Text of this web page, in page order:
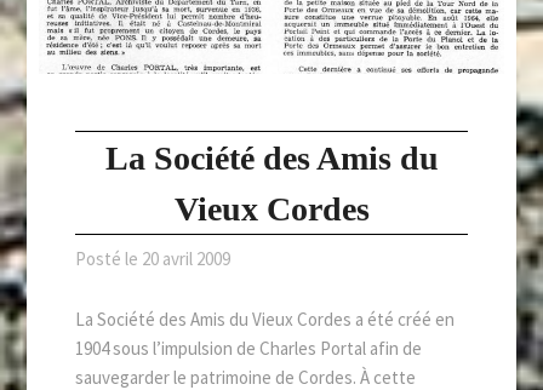
La Société des Amis du
Vieux Cordes
Posté le 20 avril 2009
La Société des Amis du Vieux Cordes a été créé en
1904 sous l’impulsion de Charles Portal afin de
sauvegarder le patrimoine de Cordes. À cette